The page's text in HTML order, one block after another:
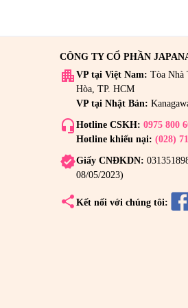
CÔNG TY CỔ PHẦN
apartment VP tại Việt Nam: Tòa Nhà
Hòa, TP. HCM
VP tại Nhật Bản:
headset_mic Hotline CSKH: 0975 800
Hotline khiếu nại: (028)
verifiedGiấy CNĐKDN:
08/05/2023)
share Kết nối với chúng tôi: